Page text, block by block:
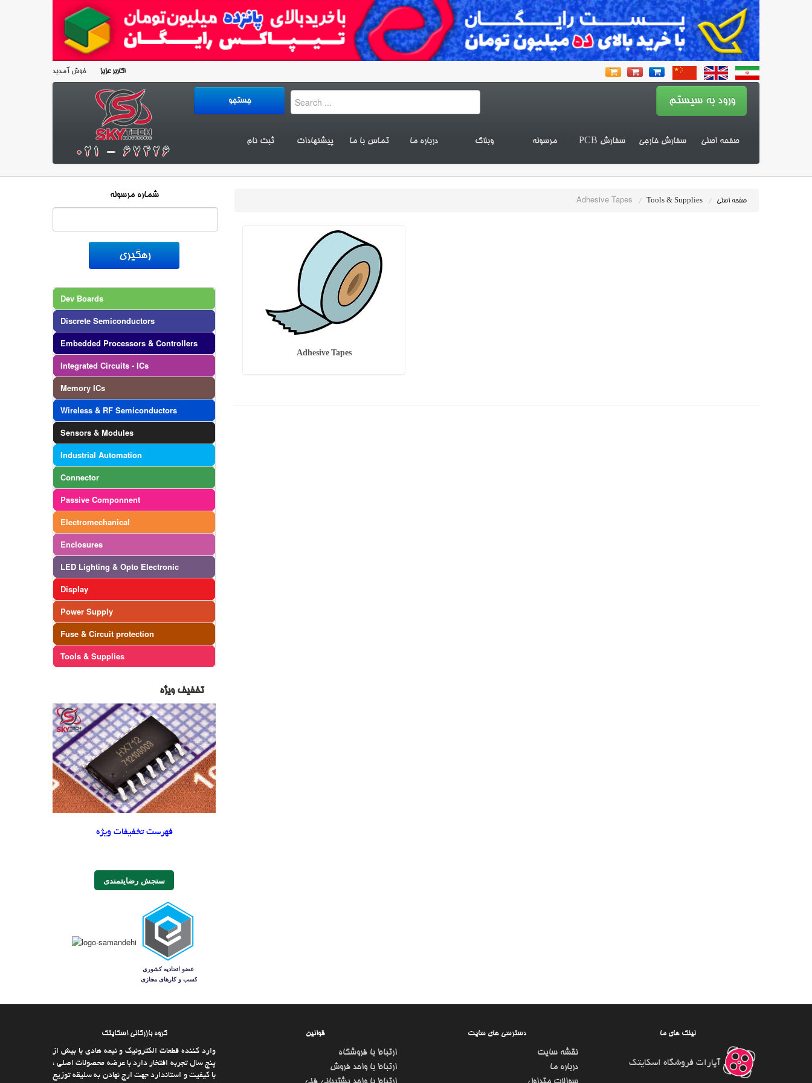
کاربر عزیزخوش آمدید!
صفحه اصلی سفارش خارجی سفارش PCB مرسوله وبلاگ درباره ما تماس با ما پیشنهادات ثبت نام
شماره مرسوله
Dev Boards
Discrete Semiconductors
Embedded Processors & Controllers
Integrated Circuits - ICs
Memory ICs
Wireless & RF Semiconductors
Sensors & Modules
Industrial Automation
Connector
Passive Componnent
Electromechanical
Enclosures
LED Lighting & Opto Electronic
Display
Power Supply
Fuse & Circuit protection
Tools & Supplies
تخفیف ویژه
فهرست تخفیفات ویژه
سنجش رضایتمندی
صفحه اصلی /
Tools & Supplies
/
Adhesive Tapes
Adhesive Tapes
گروه بازرگانی اسکایتک
وارد كننده قطعات الکترونیک و نیمه هادی با بیش از
پنج سال تجربه افتخار دارد با عرضه محصولات اصلی ،
با كیفیت و استاندارد جهت ارج نهادن به سلیقه توزیع
قوانین
ارتباط با فروشگاه
ارتباط با واحد فروش
دسترسی های سایت
نقشه سایت
درباره ما
لینک های ما
آپارات فروشگاه اسکایتک